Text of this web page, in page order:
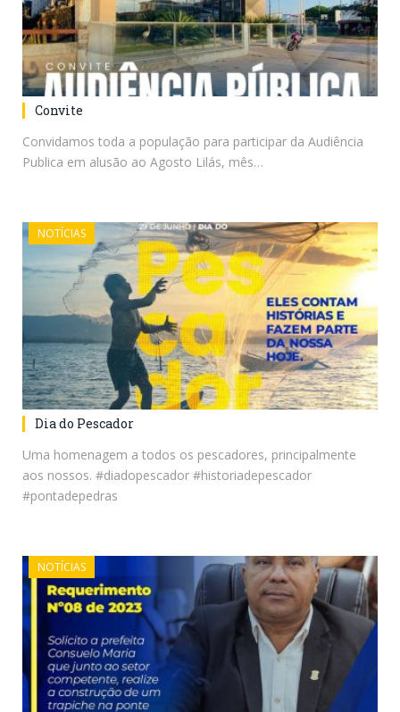
Convite
Convidamos toda a população para participar da Audiência
Publica em alusão ao Agosto Lilás, mês…
NOTÍCIAS
Dia do Pescador
Uma homenagem a todos os pescadores, principalmente
aos nossos. #diadopescador #historiadepescador
#pontadepedras
NOTÍCIAS